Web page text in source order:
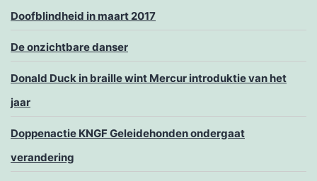
Doofblindheid in maart 2017
De onzichtbare danser
Donald Duck in braille wint Mercur introduktie van het
jaar
Doppenactie KNGF Geleidehonden ondergaat
verandering